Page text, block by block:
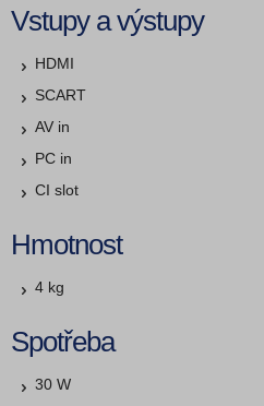
Vstupy a výstupy
HDMI
SCART
AV in
PC in
CI slot
Hmotnost
4 kg
Spotřeba
30 W